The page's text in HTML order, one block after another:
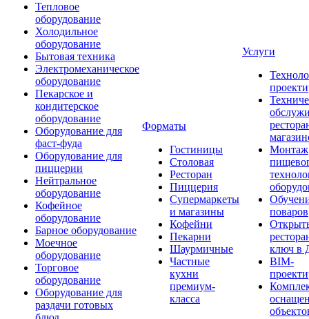
Тепловое
оборудование
Холодильное
оборудование
Бытовая техника
Электромеханическое
оборудование
Пекарское и
кондитерское
оборудование
Оборудование для
фаст-фуда
Оборудование для
пиццерии
Нейтральное
оборудование
Кофейное
оборудование
Барное оборудование
Моечное
оборудование
Торговое
оборудование
Оборудование для
раздачи готовых
Форматы
Гостиницы
Столовая
Ресторан
Пиццерия
Супермаркеты
и магазины
Кофейни
Пекарни
Шаурмичные
Частные
кухни
премиум-
класса
Услуги
Монтаж
поваров
ключ в
BIM-